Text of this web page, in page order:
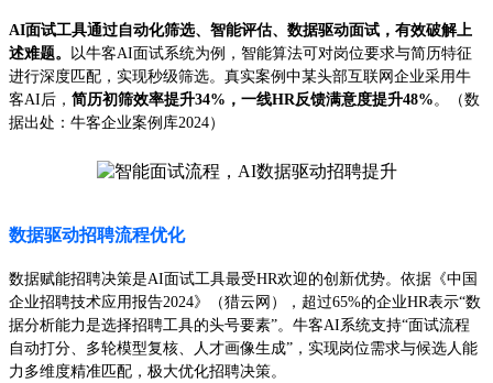
AI面试工具通过自动化筛选、智能评估、数据驱动面试，有效破解上
述难题。 以牛客AI面试系统为例，智能算法可对岗位要求与简历特征
进行深度匹配，实现秒级筛选。真实案例中某头部互联网企业采用牛
客AI后， 简历初筛效率提升34%，一线HR反馈满意度提升48%。（数
据出处：牛客企业案例库2024）
数据驱动招聘流程优化
数据赋能招聘决策是AI面试工具最受HR欢迎的创新优势。依据《中国
企业招聘技术应用报告2024》（猎云网），超过65%的企业HR表示“数
据分析能力是选择招聘工具的头号要素”。牛客AI系统支持“面试流程
自动打分、多轮模型复核、人才画像生成”，实现岗位需求与候选人能
力多维度精准匹配，极大优化招聘决策。